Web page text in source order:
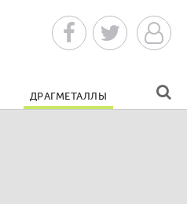
ДРАГМЕТАЛЛЫ